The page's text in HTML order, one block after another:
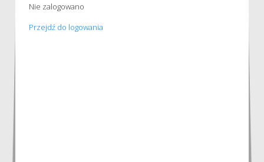
Nie zalogowano
Przejdź do logowania